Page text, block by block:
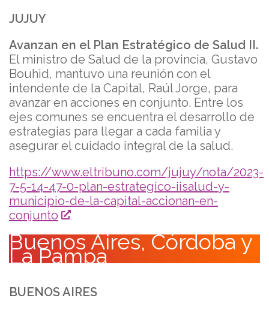
JUJUY
Avanzan en el Plan Estratégico de Salud II.
El ministro de Salud de la provincia, Gustavo
Bouhid, mantuvo una reunión con el
intendente de la Capital, Raúl Jorge, para
avanzar en acciones en conjunto. Entre los
ejes comunes se encuentra el desarrollo de
estrategias para llegar a cada familia y
asegurar el cuidado integral de la salud.
https://www.eltribuno.com/jujuy/nota/2023-
7-5-14-47-0-plan-estrategico-iisalud-y-
municipio-de-la-capital-accionan-en-
conjunto
Buenos Aires, Córdoba y
La Pampa
BUENOS AIRES